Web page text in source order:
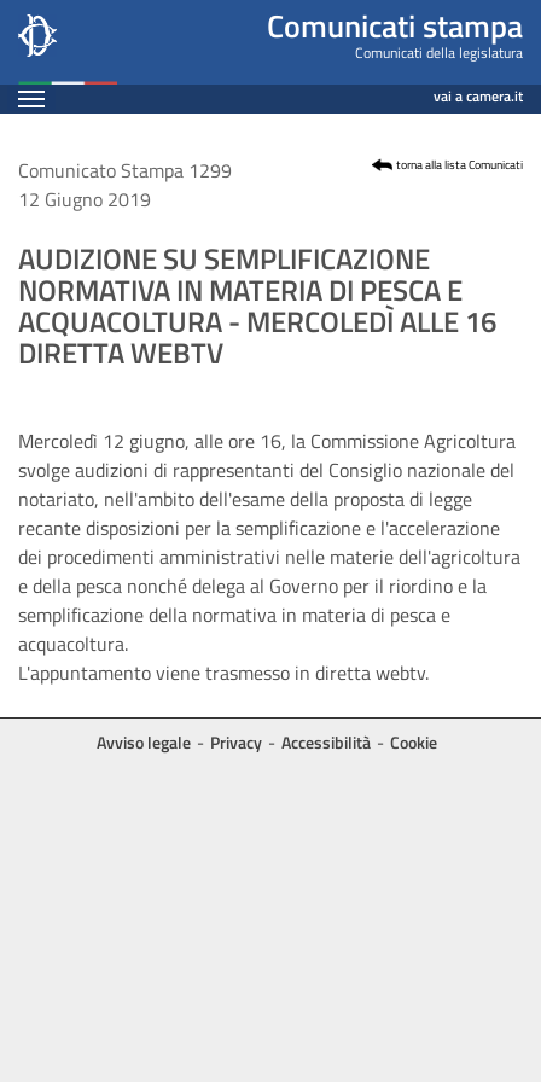
Salta
contenuto
principale
Comunicato
Leg18
n.
1299
Comunicati stampa
Comunicati della legislatura
Espandi vai a camera.it
Contenuto
Comunicato Stampa 1299
12 Giugno 2019
AUDIZIONE SU SEMPLIFICAZIONE
NORMATIVA IN MATERIA DI PESCA E
ACQUACOLTURA - MERCOLEDÌ ALLE 16
DIRETTA WEBTV
Mercoledì 12 giugno, alle ore 16, la Commissione Agricoltura
svolge audizioni di rappresentanti del Consiglio nazionale del
notariato, nell'ambito dell'esame della proposta di legge
recante disposizioni per la semplificazione e l'accelerazione
dei procedimenti amministrativi nelle materie dell'agricoltura
e della pesca nonché delega al Governo per il riordino e la
semplificazione della normativa in materia di pesca e
acquacoltura.
L'appuntamento viene trasmesso in diretta webtv.
torna alla lista Comunicati
Avviso legale Privacy Accessibilità Cookie